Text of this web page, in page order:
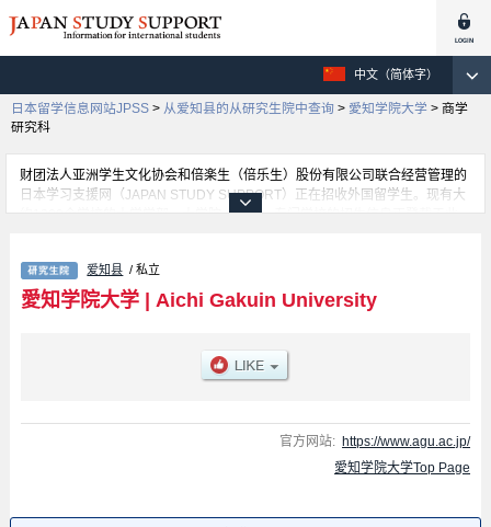
中文（简体字）
日本留学信息网站JPSS > 从爱知县的从研究生院中查询 > 愛知学院大学 > 商学
研究科
财团法人亚洲学生文化协会和倍楽生（倍乐生）股份有限公司联合经营管理的
日本学习支援网（JAPAN STUDY SUPPORT）正在招收外国留学生。现有大
约1300个学校的大学学部、大学院、短大、专门学校的招生信息正登载于此
Management、Law、Dental Sciences、Psyshological and Physical
Science、Pharmacy、Economics等各研究科的不同信息。招收名额、合格人
数等考试信息，以及设施介绍、联系方式等外国留学生必要的信息都登载于
爱知县 / 私立
愛知学院大学| Aichi Gakuin University
官方网站: https://www.agu.ac.jp/
愛知学院大学Top Page